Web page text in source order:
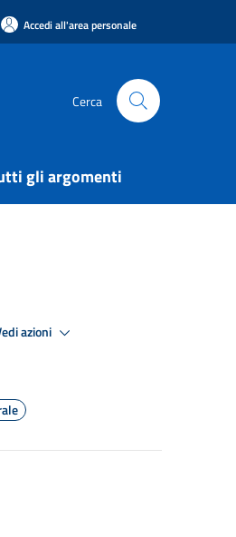
Accedi all'area personale
Cerca
gli argomenti
azioni